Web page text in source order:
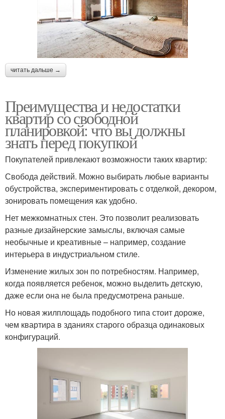
читать дальше →
Преимущества и недостатки
квартир со свободной
планировкой: что вы должны
знать перед покупкой
Покупателей привлекают возможности таких квартир:
Свобода действий. Можно выбирать любые варианты
обустройства, экспериментировать с отделкой, декором,
зонировать помещения как удобно.
Нет межкомнатных стен. Это позволит реализовать
разные дизайнерские замыслы, включая самые
необычные и креативные – например, создание
интерьера в индустриальном стиле.
Изменение жилых зон по потребностям. Например,
когда появляется ребенок, можно выделить детскую,
даже если она не была предусмотрена раньше.
Но новая жилплощадь подобного типа стоит дороже,
чем квартира в зданиях старого образца одинаковых
конфигураций.